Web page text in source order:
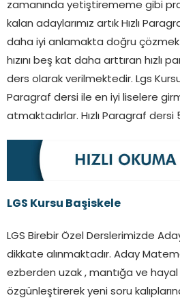
zamanında yetiştirememe gibi
kalan adaylarımız artık Hızlı
daha iyi anlamakta doğru
hızını beş kat daha arttıran hızlı
ders olarak verilmektedir. Lgs Kursu
Paragraf dersi ile en iyi liselere
atmaktadırlar. Hızlı Paragraf dersi
LGS Kursu Başiskele
LGS Birebir Özel Derslerimizde
dikkate alınmaktadır. Aday
ezberden uzak , mantığa ve
özgünleştirerek yeni soru